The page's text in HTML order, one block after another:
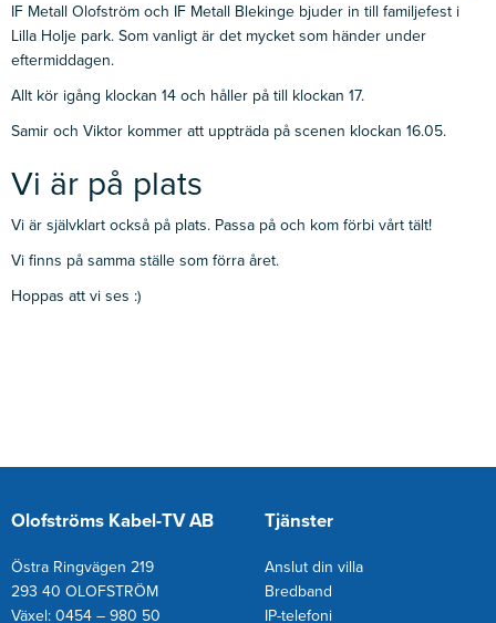
IF Metall Olofström och IF Metall Blekinge bjuder in till familjefest i
Lilla Holje park. Som vanligt är det mycket som händer under
eftermiddagen.
Allt kör igång klockan 14 och håller på till klockan 17.
Samir och Viktor kommer att uppträda på scenen klockan 16.05.
Vi är på plats
Vi är självklart också på plats. Passa på och kom förbi vårt tält!
Vi finns på samma ställe som förra året.
Hoppas att vi ses :)
Olofströms Kabel-TV AB
Östra Ringvägen 219
293 40 OLOFSTRÖM
Växel: 0454 – 980 50
Tjänster
Anslut din villa
Bredband
IP-telefoni